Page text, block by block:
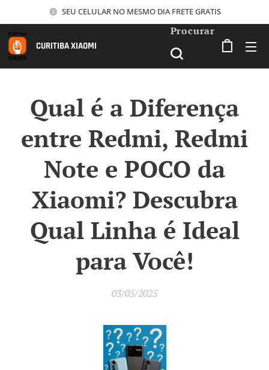
SEU CELULAR NO MESMO DIA FRETE GRATIS
CURITIBA XIAOMI
Procurar
Qual é a Diferença
entre Redmi, Redmi
Note e POCO da
Xiaomi? Descubra
Qual Linha é Ideal
para Você!
03/05/2025